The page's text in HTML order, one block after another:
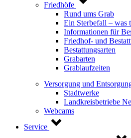
Friedhöfe
Rund ums Grab
Ein Sterbefall – was
Informationen für
Friedhof- und
Bestattungsarten
Grabarten
Grablaufzeiten
Versorgung und
Stadtwerke
Landkreisbetriebe
Webcams
Service